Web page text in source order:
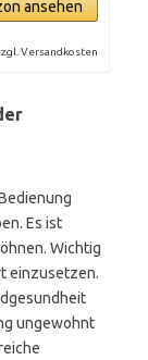
ansehen
Versandkosten
Es ist
Wichtig
einzusetzen.
ungewohnt